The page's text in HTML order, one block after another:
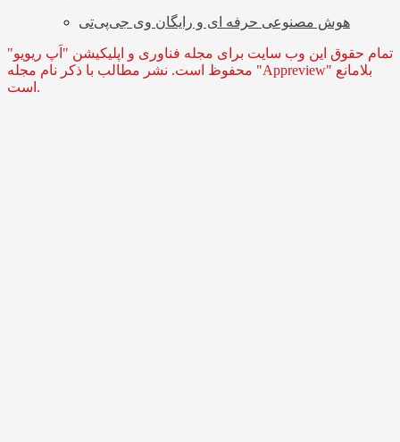
هوش مصنوعی حرفه ای و رایگان وی جی‌پی‌تی
تمام حقوق این وب سایت برای مجله فناوری و اپلیکیشن "اَپ ریویو"
محفوظ است. نشر مطالب با ذکر نام مجله "Appreview" بلامانع
است.